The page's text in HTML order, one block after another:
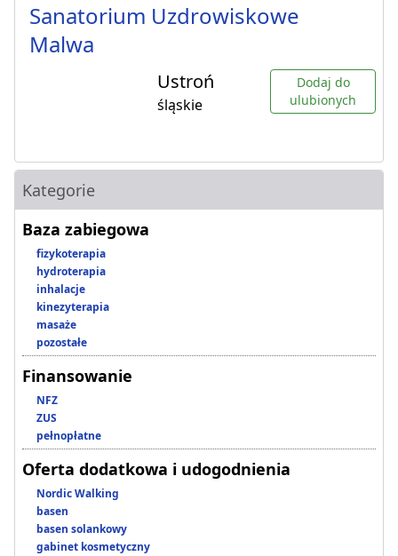
Sanatorium Uzdrowiskowe
Malwa
Ustroń
śląskie
Dodaj do
ulubionych
Kategorie
Baza zabiegowa
fizykoterapia
hydroterapia
inhalacje
kinezyterapia
masaże
pozostałe
Finansowanie
NFZ
ZUS
pełnopłatne
Oferta dodatkowa i udogodnienia
Nordic Walking
basen
basen solankowy
gabinet kosmetyczny